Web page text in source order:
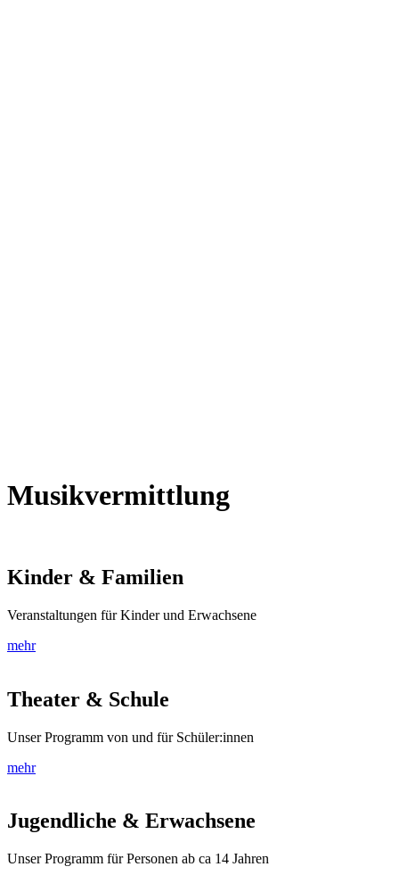
Musikvermittlung
Kinder & Familien
Veranstaltungen für Kinder und Erwachsene
mehr
Theater & Schule
Unser Programm von und für Schüler:innen
mehr
Jugendliche & Erwachsene
Unser Programm für Personen ab ca 14 Jahren